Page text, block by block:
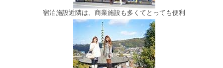
宿泊施設近隣は、商業施設も多くてとっても便利